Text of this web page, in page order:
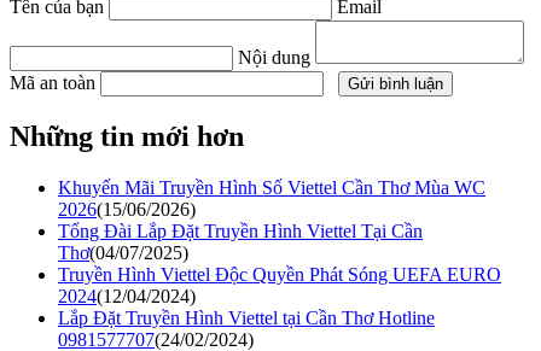
Tên của bạn Email
Nội dung
Mã an toàn
Những tin mới hơn
Khuyến Mãi Truyền Hình Số Viettel Cần Thơ Mùa WC
2026(15/06/2026)
Tổng Đài Lắp Đặt Truyền Hình Viettel Tại Cần
Thơ(04/07/2025)
Truyền Hình Viettel Độc Quyền Phát Sóng UEFA EURO
2024(12/04/2024)
Lắp Đặt Truyền Hình Viettel tại Cần Thơ Hotline
0981577707(24/02/2024)